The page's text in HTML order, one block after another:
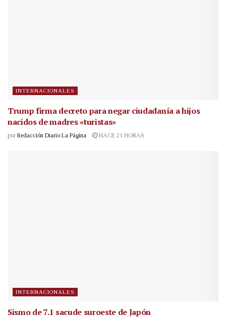
INTERNACIONALES
Trump firma decreto para negar ciudadanía a hijos
nacidos de madres «turistas»
por Redacción Diario La Página HACE 21 HORAS
INTERNACIONALES
Sismo de 7.1 sacude suroeste de Japón